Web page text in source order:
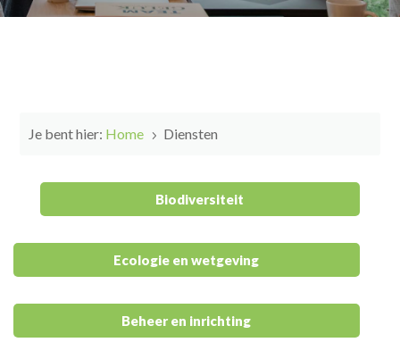
Je bent hier: Home 5 Diensten
Biodiversiteit
Ecologie en wetgeving
Beheer en inrichting